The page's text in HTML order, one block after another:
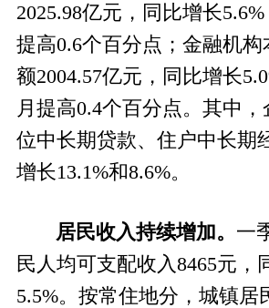
2025.98亿元， 同比增长
提高0.6个百分点； 金融机构
额2004.57亿元，同比增长5.0
月 提高0.4个百分点。其中，
位中长期贷款、住户中长期
增长13.1%和8.6%。
居民收入持续增加。 一
民人均可支配收入8465元，
5.5%。按常住地分，城镇居